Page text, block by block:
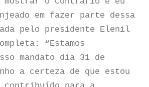
em fazer parte dessa
pelo presidente Elenil
“Estamos
mandato dia 31 de
a certeza de que estou